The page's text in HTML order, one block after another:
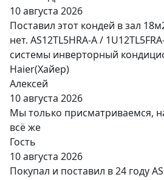
10 августа 2026
Поставил этот кондей в зал
нет. AS12TL5HRA-A /
системы инверторный
Haier(Хайер)
Алексей
10 августа 2026
Мы только присматриваемся,
всё же
Гость
10 августа 2026
Покупал и поставил в 24 году